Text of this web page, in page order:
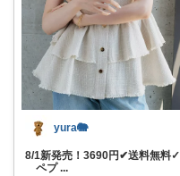
yura🐘
8/1新発売！3690円✔送料無料✓
ペプ ...